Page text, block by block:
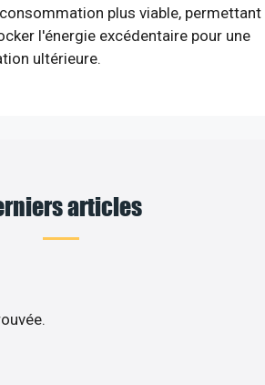
plus viable, permettant
l'énergie excédentaire pour une
ultérieure.
articles